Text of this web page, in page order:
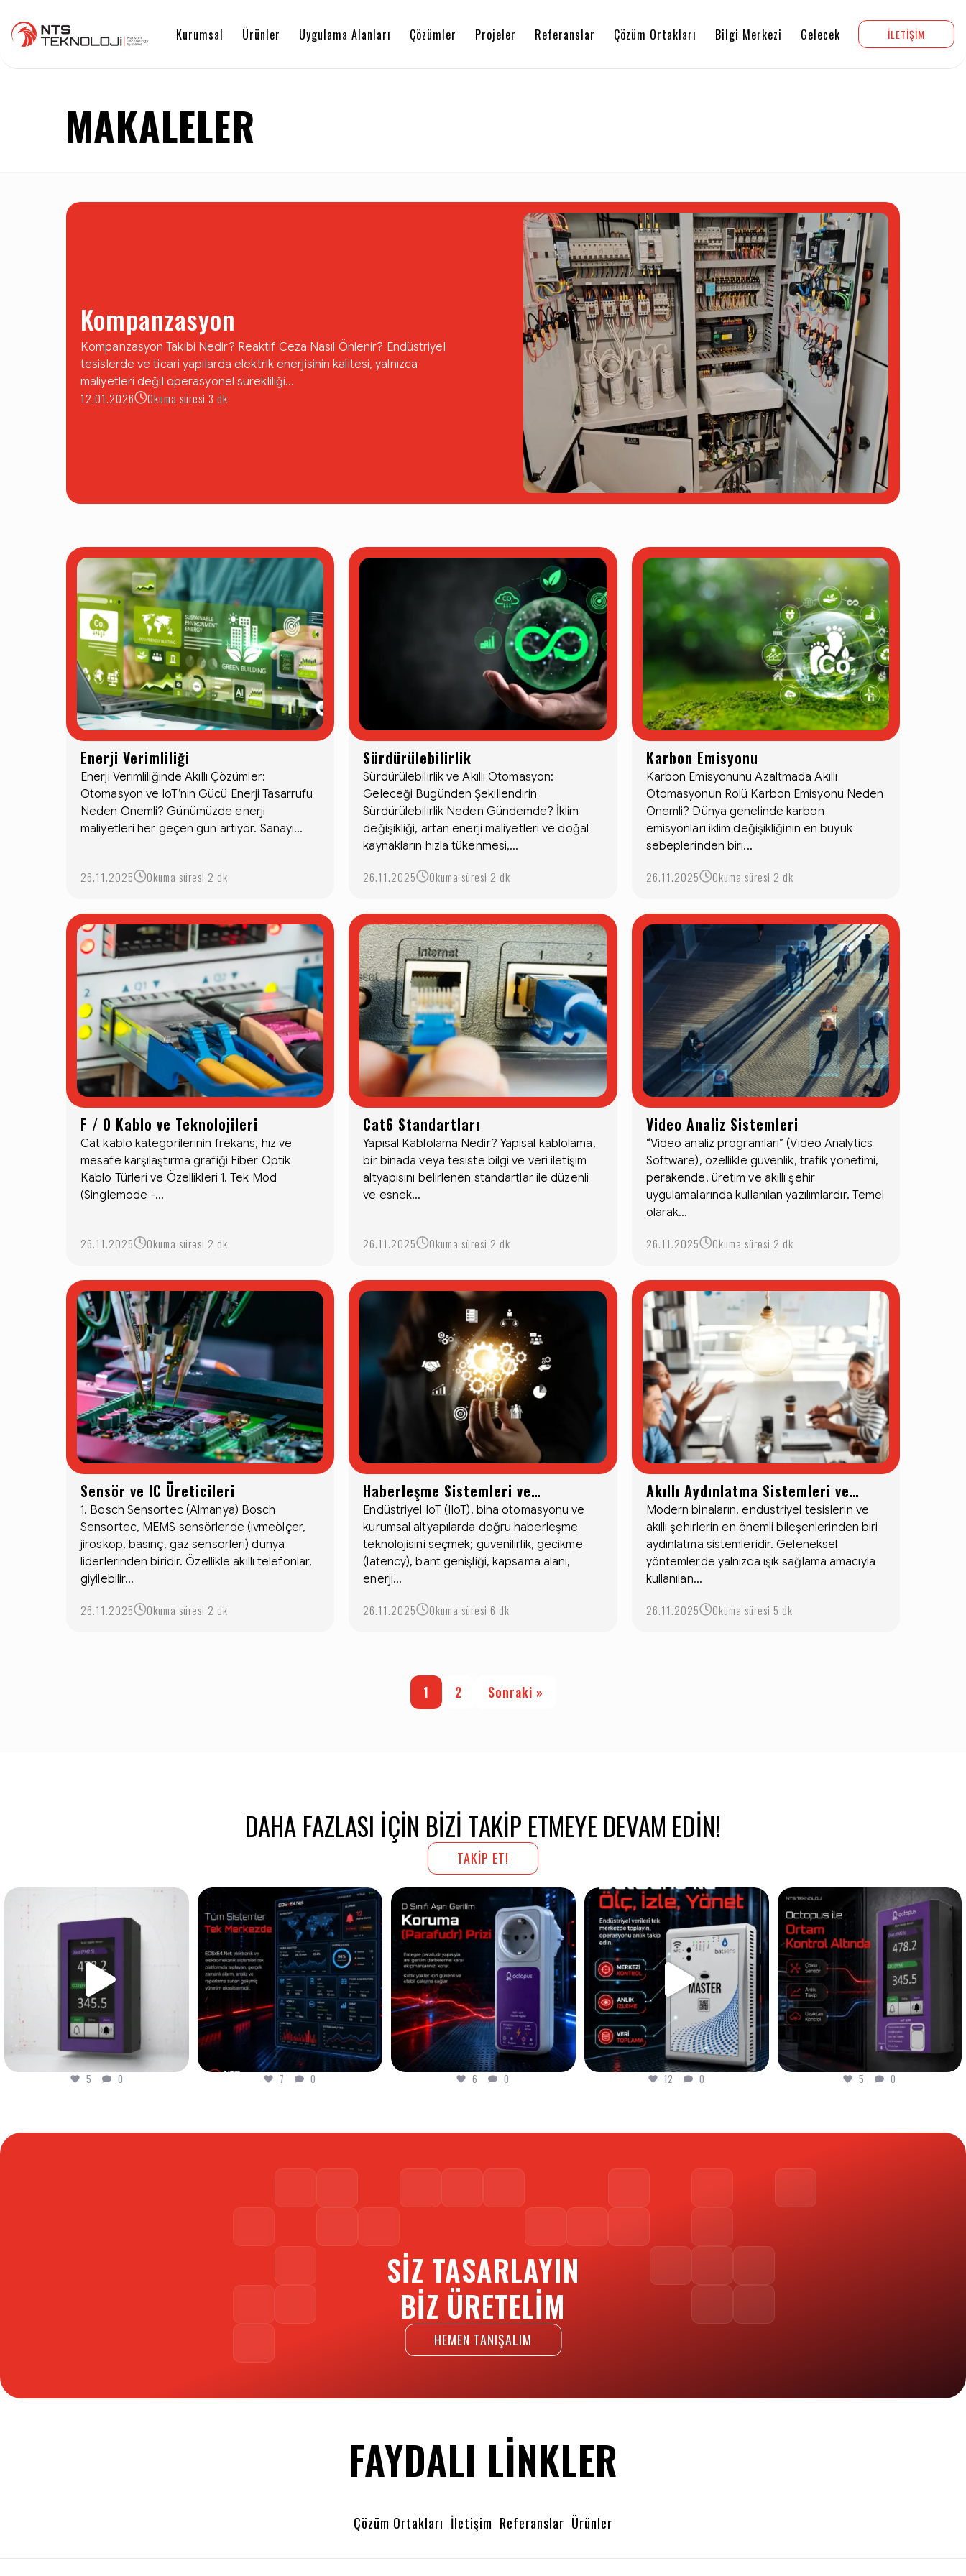
Kurumsal Ürünler Uygulama Alanları Çözümler Projeler Referanslar Çözüm Ortakları Bilgi Merkezi Gelecek İLETİŞİM
MAKALELER
Kompanzasyon
Kompanzasyon Takibi Nedir? Reaktif Ceza Nasıl Önlenir? Endüstriyel
tesislerde ve ticari yapılarda elektrik enerjisinin kalitesi, yalnızca
maliyetleri değil operasyonel sürekliliği...
12.01.2026 Okuma süresi 3 dk
Enerji Verimliliği
Enerji Verimliliğinde Akıllı Çözümler:
Otomasyon ve IoT’nin Gücü Enerji Tasarrufu
Neden Önemli? Günümüzde enerji
maliyetleri her geçen gün artıyor. Sanayi...
26.11.2025 Okuma süresi 2 dk
Sürdürülebilirlik
Sürdürülebilirlik ve Akıllı Otomasyon:
Geleceği Bugünden Şekillendirin
Sürdürülebilirlik Neden Gündemde? İklim
değişikliği, artan enerji maliyetleri ve doğal
kaynakların hızla tükenmesi,...
26.11.2025 Okuma süresi 2 dk
Karbon Emisyonu
Karbon Emisyonunu Azaltmada Akıllı
Otomasyonun Rolü Karbon Emisyonu Neden
Önemli? Dünya genelinde karbon
emisyonları iklim değişikliğinin en büyük
sebeplerinden biri...
26.11.2025 Okuma süresi 2 dk
F / O Kablo ve Teknolojileri
Cat kablo kategorilerinin frekans, hız ve
mesafe karşılaştırma grafiği Fiber Optik
Kablo Türleri ve Özellikleri 1. Tek Mod
(Singlemode -...
26.11.2025 Okuma süresi 2 dk
Cat6 Standartları
Yapısal Kablolama Nedir? Yapısal kablolama,
bir binada veya tesiste bilgi ve veri iletişim
altyapısını belirlenen standartlar ile düzenli
ve esnek...
26.11.2025 Okuma süresi 2 dk
Video Analiz Sistemleri
“Video analiz programları” (Video Analytics
Software), özellikle güvenlik, trafik yönetimi,
perakende, üretim ve akıllı şehir
uygulamalarında kullanılan yazılımlardır. Temel
olarak...
26.11.2025 Okuma süresi 2 dk
Sensör ve IC Üreticileri
1. Bosch Sensortec (Almanya) Bosch
Sensortec, MEMS sensörlerde (ivmeölçer,
jiroskop, basınç, gaz sensörleri) dünya
liderlerinden biridir. Özellikle akıllı telefonlar,
giyilebilir...
26.11.2025 Okuma süresi 2 dk
Haberleşme Sistemleri ve
Teknolojileri / Protokoller
Endüstriyel IoT (IIoT), bina otomasyonu ve
kurumsal altyapılarda doğru haberleşme
teknolojisini seçmek; güvenilirlik, gecikme
(latency), bant genişliği, kapsama alanı,
enerji...
26.11.2025 Okuma süresi 6 dk
Akıllı Aydınlatma Sistemleri ve
Teknolojileri
Modern binaların, endüstriyel tesislerin ve
akıllı şehirlerin en önemli bileşenlerinden biri
aydınlatma sistemleridir. Geleneksel
yöntemlerde yalnızca ışık sağlama amacıyla
kullanılan...
26.11.2025 Okuma süresi 5 dk
1 2 Sonraki »
DAHA FAZLASI IÇIN BIZI TAKIP ETMEYE DEVAM EDIN!
TAKİP ET!
Ortam kontrol altında! Octopus Multi
Master Sensör...
7
7 0
Beklenmedik gerilim yükselmeleri
ekipmanlarınıza...
6 0
6 0
Bataryalarınızın gizli gücünü ortaya
çıkarmaya...
12 0
12 0
Octopus ile Ölç, İzle, Yönet! Endüstriyel
verileri ...
5 0
5 0
BatSens Master ile endüstriyel
verilerinizi tek...
8 0
8 0
SIZ TASARLAYIN
BIZ ÜRETELIM
HEMEN TANIŞALIM
FAYDALI LINKLER
Çözüm Ortakları İletişim Referanslar Ürünler